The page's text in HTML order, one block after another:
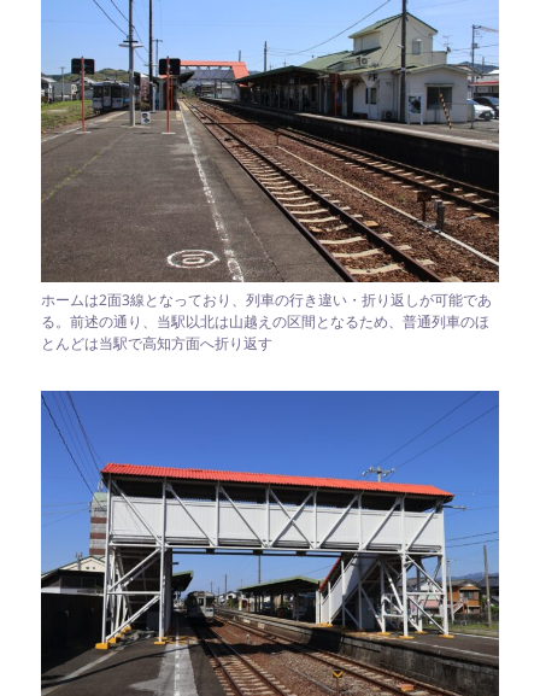
ホームは2面3線となっており、列車の行き違い・折り返しが可能であ
る。前述の通り、当駅以北は山越えの区間となるため、普通列車のほ
とんどは当駅で高知方面へ折り返す